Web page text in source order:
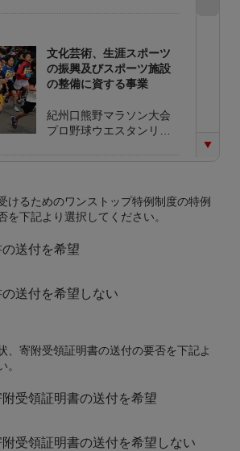
総合型地域スポーツクラ
ブ 非営利活動法人くち
くまのクラブSEACAの支
文化芸術、生涯スポーツ
の振興及びスポーツ施設
の整備に資する事業
紀州口熊野マラソン大会
プロ野球ウエスタンリー
自然環境の保全及び環境
衛生の向上に資する事業
資源ゴミの分別作業 環
境・景観保全 国土保全・
町長が特に必要と認める
富田川友遊フェスティバ
ルの開催(会場：彦五郎公
学校
けるためのワンストップ特例制度の特例
を下記より選択してください。
送付を希望
送付を希望しない
、寄附受領証明書の送付の要否を下記よ
。
受領証明書の送付を希望
受領証明書の送付を希望しない